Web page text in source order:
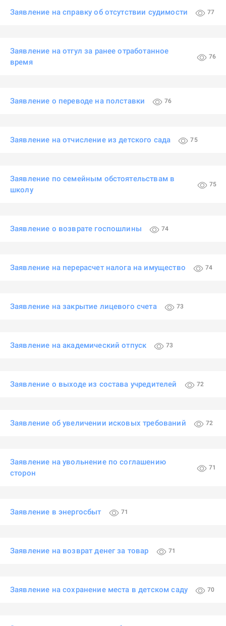
Заявление на справку об отсутствии судимости 77
Заявление на отгул за ранее отработанное
время
76
Заявление о переводе на полставки 76
Заявление на отчисление из детского сада 75
Заявление по семейным обстоятельствам в
школу
75
Заявление о возврате госпошлины 74
Заявление на перерасчет налога на имущество 74
Заявление на закрытие лицевого счета 73
Заявление на академический отпуск 73
Заявление о выходе из состава учредителей 72
Заявление об увеличении исковых требований 72
Заявление на увольнение по соглашению
сторон
71
Заявление в энергосбыт 71
Заявление на возврат денег за товар 71
Заявление на сохранение места в детском саду 70